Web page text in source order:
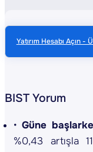
Yatırım Hesabı Açın -
BIST Yorum
Güne
%0,43 artışla